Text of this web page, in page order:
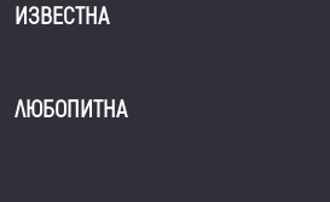
ИЗВЕСТНА
ЛЮБОПИТНА